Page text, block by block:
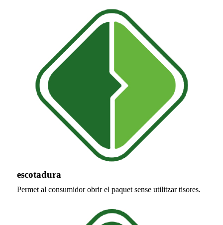
escotadura
Permet al consumidor obrir el paquet sense utilitzar tisores.